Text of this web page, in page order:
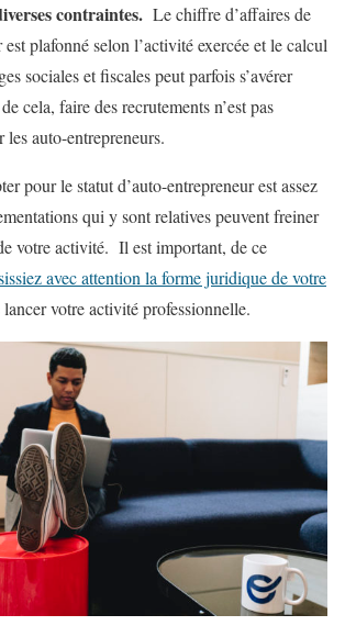
contraintes. Le chiffre d’affaires de
est plafonné selon l’activité exercée et le calcul
sociales et fiscales peut parfois s’avérer
cela, faire des recrutements n’est pas
auto-entrepreneurs.
pour le statut d’auto-entrepreneur est assez
qui y sont relatives peuvent freiner
votre activité. Il est important, de ce
avec attention la forme juridique de votre
votre activité professionnelle.